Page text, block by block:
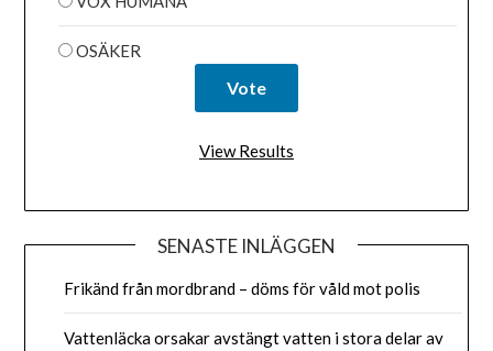
OSÄKER
View Results
SENASTE INLÄGGEN
Frikänd från mordbrand – döms för våld mot polis
Vattenläcka orsakar avstängt vatten i stora delar av